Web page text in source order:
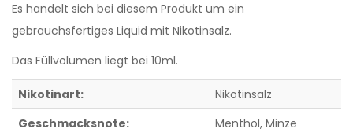
Es handelt sich bei diesem Produkt um ein
gebrauchsfertiges Liquid mit Nikotinsalz.
Das Füllvolumen liegt bei 10ml.
Nikotinart:
Nikotinsalz
Geschmacksnote:
Menthol, Minze